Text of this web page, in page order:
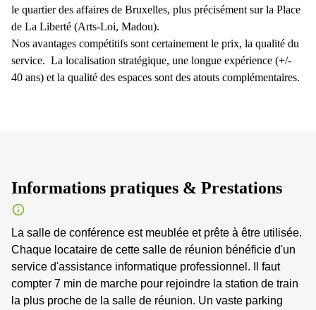
le quartier des affaires de Bruxelles, plus précisément sur la Place
de La Liberté (Arts-Loi, Madou).
Nos avantages compétitifs sont certainement le prix, la qualité du
service. La localisation stratégique, une longue expérience (+/-
40 ans) et la qualité des espaces sont des atouts complémentaires.
Informations pratiques & Prestations
La salle de conférence est meublée et prête à être utilisée.
Chaque locataire de cette salle de réunion bénéficie d'un
service d'assistance informatique professionnel. Il faut
compter 7 min de marche pour rejoindre la station de train
la plus proche de la salle de réunion. Un vaste parking